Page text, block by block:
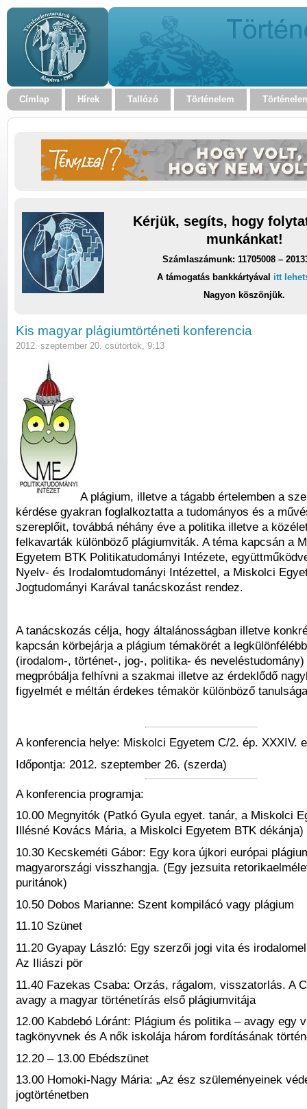
Címlap Hírek Tallózó Történelem
Kérjük, segíts, hogy
munkánkat!
Számlaszámunk: 11705008 –
A támogatás bankkártyával itt
Nagyon köszönjük.
Kis magyar plágiumtörténeti konferencia
2012. szeptember 20. csütörtök, 9:13
A plágium, illetve a tágabb értelemben a
kérdése gyakran foglalkoztatta a tudományos és a
szereplőit, továbbá néhány éve a politika illetve a
felkavarták különböző plágiumviták. A téma kapcsán a
Egyetem BTK Politikatudományi Intézete,
Nyelv- és Irodalomtudományi Intézettel, a Miskolci
Jogtudományi Karával tanácskozást rendez.
A tanácskozás célja, hogy általánosságban illetve
kapcsán körbejárja a plágium témakörét a
(irodalom-, történet-, jog-, politika- és
megpróbálja felhívni a szakmai illetve az érdeklődő
figyelmét e méltán érdekes témakör különböző
A konferencia helye: Miskolci Egyetem C/2. ép. XXXIV.
Időpontja: 2012. szeptember 26. (szerda)
A konferencia programja:
10.00 Megnyitók (Patkó Gyula egyet. tanár, a Miskolci
Illésné Kovács Mária, a Miskolci Egyetem BTK dékánja)
10.30 Kecskeméti Gábor: Egy kora újkori európai
magyarországi visszhangja. (Egy jezsuita
puritánok)
10.50 Dobos Marianne: Szent kompilácó vagy plágium
11.10 Szünet
11.20 Gyapay László: Egy szerzői jogi vita és
Az Iliászi pör
11.40 Fazekas Csaba: Orzás, rágalom, visszatorlás. A
avagy a magyar történetírás első plágiumvitája
12.00 Kabdebó Lóránt: Plágium és politika – avagy egy
tagkönyvnek és A nők iskolája három fordításának
12.20 – 13.00 Ebédszünet
13.00 Homoki-Nagy Mária: „Az ész szüleményeinek
jogtörténetben